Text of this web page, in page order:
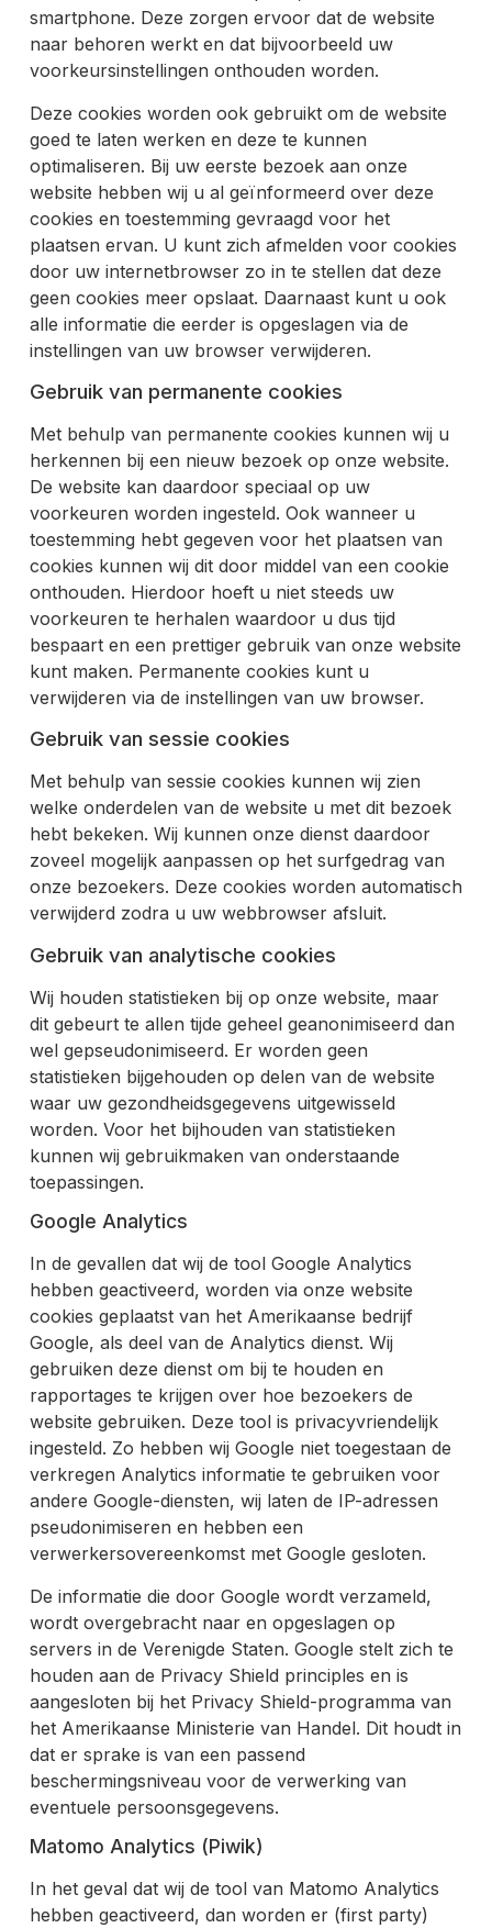
smartphone. Deze zorgen ervoor dat de website
naar behoren werkt en dat bijvoorbeeld uw
voorkeursinstellingen onthouden worden.
Deze cookies worden ook gebruikt om de website
goed te laten werken en deze te kunnen
optimaliseren. Bij uw eerste bezoek aan onze
website hebben wij u al geïnformeerd over deze
cookies en toestemming gevraagd voor het
plaatsen ervan. U kunt zich afmelden voor cookies
door uw internetbrowser zo in te stellen dat deze
geen cookies meer opslaat. Daarnaast kunt u ook
alle informatie die eerder is opgeslagen via de
instellingen van uw browser verwijderen.
Gebruik van permanente cookies
Met behulp van permanente cookies kunnen wij u
herkennen bij een nieuw bezoek op onze website.
De website kan daardoor speciaal op uw
voorkeuren worden ingesteld. Ook wanneer u
toestemming hebt gegeven voor het plaatsen van
cookies kunnen wij dit door middel van een cookie
onthouden. Hierdoor hoeft u niet steeds uw
voorkeuren te herhalen waardoor u dus tijd
bespaart en een prettiger gebruik van onze website
kunt maken. Permanente cookies kunt u
verwijderen via de instellingen van uw browser.
Gebruik van sessie cookies
Met behulp van sessie cookies kunnen wij zien
welke onderdelen van de website u met dit bezoek
hebt bekeken. Wij kunnen onze dienst daardoor
zoveel mogelijk aanpassen op het surfgedrag van
onze bezoekers. Deze cookies worden automatisch
verwijderd zodra u uw webbrowser afsluit.
Gebruik van analytische cookies
Wij houden statistieken bij op onze website, maar
dit gebeurt te allen tijde geheel geanonimiseerd dan
wel gepseudonimiseerd. Er worden geen
statistieken bijgehouden op delen van de website
waar uw gezondheidsgegevens uitgewisseld
worden. Voor het bijhouden van statistieken
kunnen wij gebruikmaken van onderstaande
toepassingen.
Google Analytics
In de gevallen dat wij de tool Google Analytics
hebben geactiveerd, worden via onze website
cookies geplaatst van het Amerikaanse bedrijf
Google, als deel van de Analytics dienst. Wij
gebruiken deze dienst om bij te houden en
rapportages te krijgen over hoe bezoekers de
website gebruiken. Deze tool is privacyvriendelijk
ingesteld. Zo hebben wij Google niet toegestaan de
verkregen Analytics informatie te gebruiken voor
andere Google-diensten, wij laten de IP-adressen
pseudonimiseren en hebben een
verwerkersovereenkomst met Google gesloten.
De informatie die door Google wordt verzameld,
wordt overgebracht naar en opgeslagen op
servers in de Verenigde Staten. Google stelt zich te
houden aan de Privacy Shield principles en is
aangesloten bij het Privacy Shield-programma van
het Amerikaanse Ministerie van Handel. Dit houdt in
dat er sprake is van een passend
beschermingsniveau voor de verwerking van
eventuele persoonsgegevens.
Matomo Analytics (Piwik)
In het geval dat wij de tool van Matomo Analytics
hebben geactiveerd, dan worden er (first party)